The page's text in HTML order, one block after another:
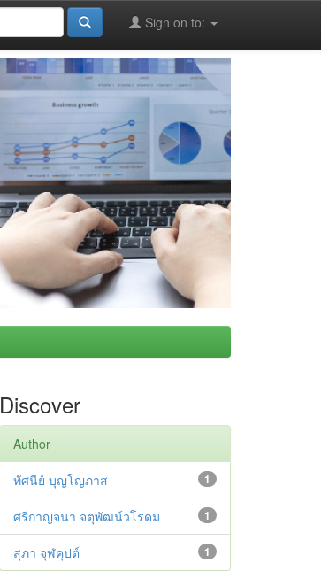
Sign on to:
Discover
Author
1
ทัศนีย์ บุญโญภาส
1
ศรีกาญจนา จตุพัฒน์วโรดม
1
สุภา จุฬคุปต์